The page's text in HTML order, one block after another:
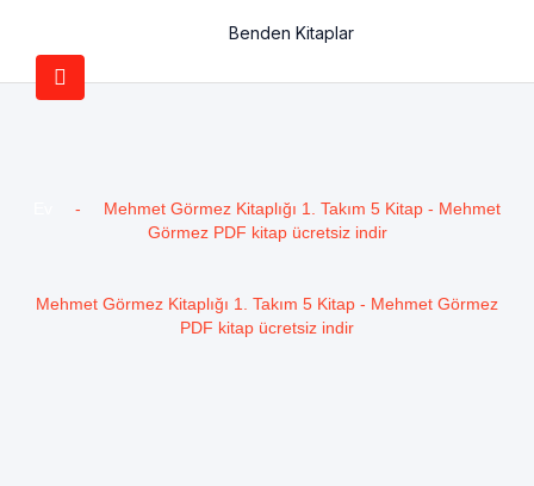
Benden Kitaplar
-
Mehmet Görmez Kitaplığı 1. Takım 5 Kitap - Mehmet
Görmez PDF kitap ücretsiz indir
Mehmet Görmez Kitaplığı 1. Takım 5 Kitap - Mehmet Görmez
PDF kitap ücretsiz indir